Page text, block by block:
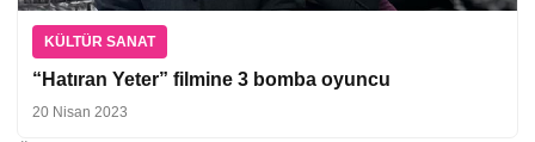
KÜLTÜR SANAT
“Hatıran Yeter” filmine 3 bomba oyuncu
20 Nisan 2023